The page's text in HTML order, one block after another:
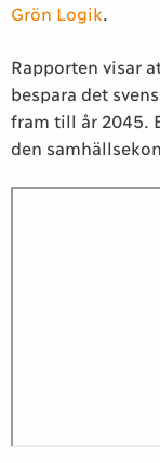
Grön Logik
Rapporten visar
bespara det
fram till år 2045.
den